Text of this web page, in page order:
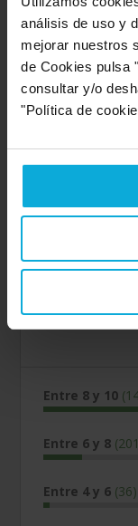
análisis de uso y
mejorar nuestros
de Cookies pulsa
consultar y/o
"Política de
Entre 8 y 10
Entre 6 y 8
Entre 4 y 6 (36)